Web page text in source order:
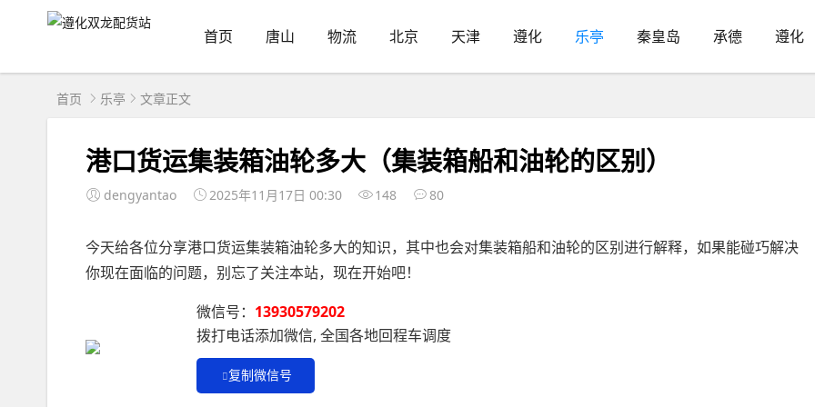
首页 唐山 物流 北京 天津 遵化 乐亭 秦皇岛 承德 遵化
首页 乐亭 文章正文
港口货运集装箱油轮多大（集装箱船和油轮的区别）
dengyantao 2025年11月17日 00:30 148 80
今天给各位分享港口货运集装箱油轮多大的知识，其中也会对集装箱船和油轮的区别进行解释，如果能碰巧解决
你现在面临的问题，别忘了关注本站，现在开始吧！
微信号： 13930579202
拨打电话添加微信, 全国各地回程车调度
复制微信号